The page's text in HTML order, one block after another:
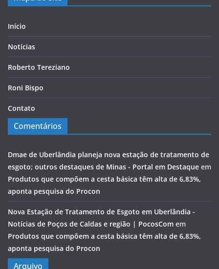
Início
Notícias
Roberto Tereziano
Roni Bispo
Contato
Comentários
Dmae de Uberlândia planeja nova estação de tratamento de
esgoto; outros destaques de Minas - Portal em Destaque em
Produtos que compõem a cesta básica têm alta de 6,83%,
aponta pesquisa do Procon
Nova Estação de Tratamento de Esgoto em Uberlândia -
Notícias de Poços de Caldas e região | PocosCom em
Produtos que compõem a cesta básica têm alta de 6,83%,
aponta pesquisa do Procon
Arquivo